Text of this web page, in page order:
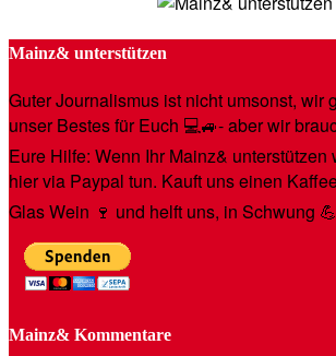
Mainz& unterstützen
Guter Journalismus ist nicht umsonst, wir
unser Bestes für Euch 💻🚙- aber wir
Eure Hilfe: Wenn Ihr Mainz& unterstützen
hier via Paypal tun. Kauft uns einen
Glas Wein 🍷 und helft uns, in Schwung
Mainz& Kommentare